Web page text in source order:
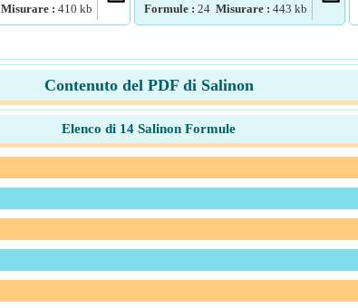
Misurare : 410 kb Formule : 24 Misurare : 443 kb
Contenuto del PDF di Salinon
Elenco di 14 Salinon Formule